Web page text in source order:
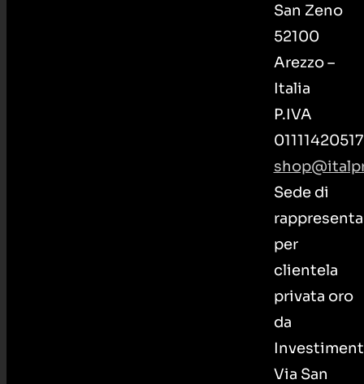
San Zeno
52100
Arezzo –
Italia
P.IVA
01111420517
Sede di
per
clientela
privata oro
da
Via San